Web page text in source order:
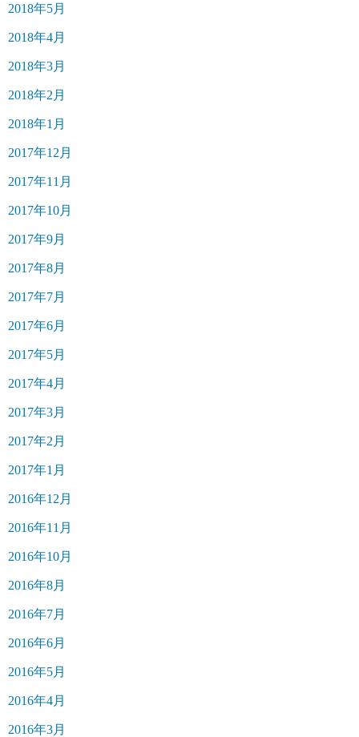
2018年5月
2018年4月
2018年3月
2018年2月
2018年1月
2017年12月
2017年11月
2017年10月
2017年9月
2017年8月
2017年7月
2017年6月
2017年5月
2017年4月
2017年3月
2017年2月
2017年1月
2016年12月
2016年11月
2016年10月
2016年8月
2016年7月
2016年6月
2016年5月
2016年4月
2016年3月